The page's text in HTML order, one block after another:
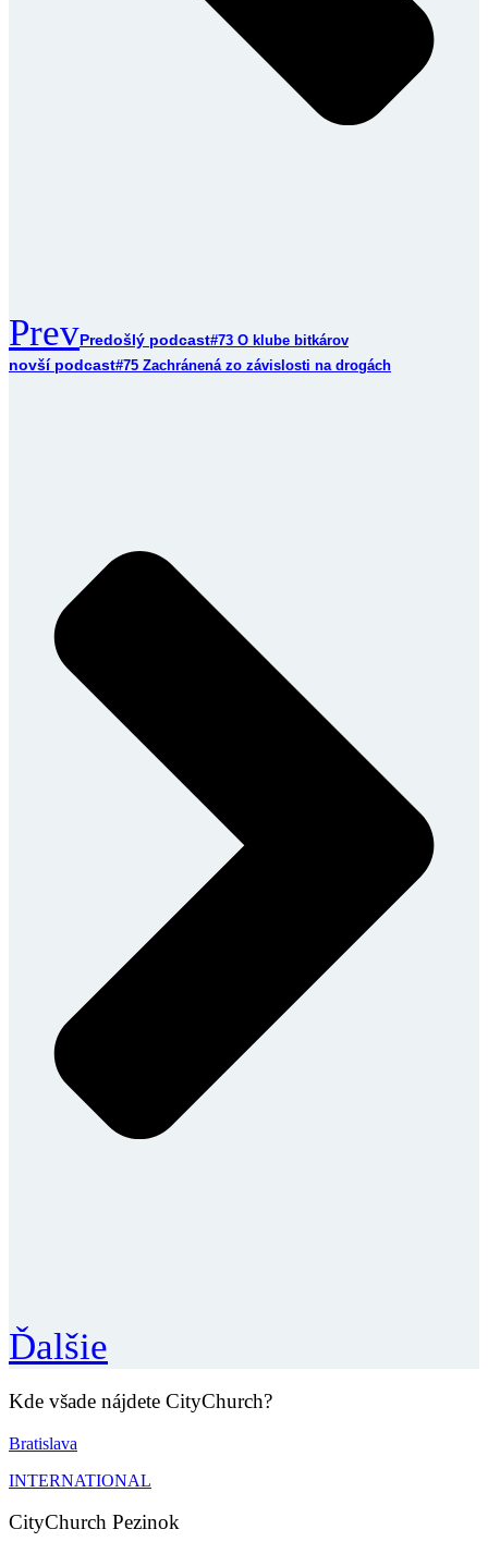
PrevPredošlý podcast#73 O klube bitkárov
novší podcast#75 Zachránená zo závislosti na drogách
Ďalšie
Kde všade nájdete CityChurch?
Bratislava
INTERNATIONAL
CityChurch Pezinok